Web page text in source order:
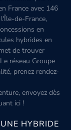
France avec 146
de-France,
en
hybrides en
de trouver
réseau Groupe
prenez rendez-
envoyez dès
ici !
HYBRIDE